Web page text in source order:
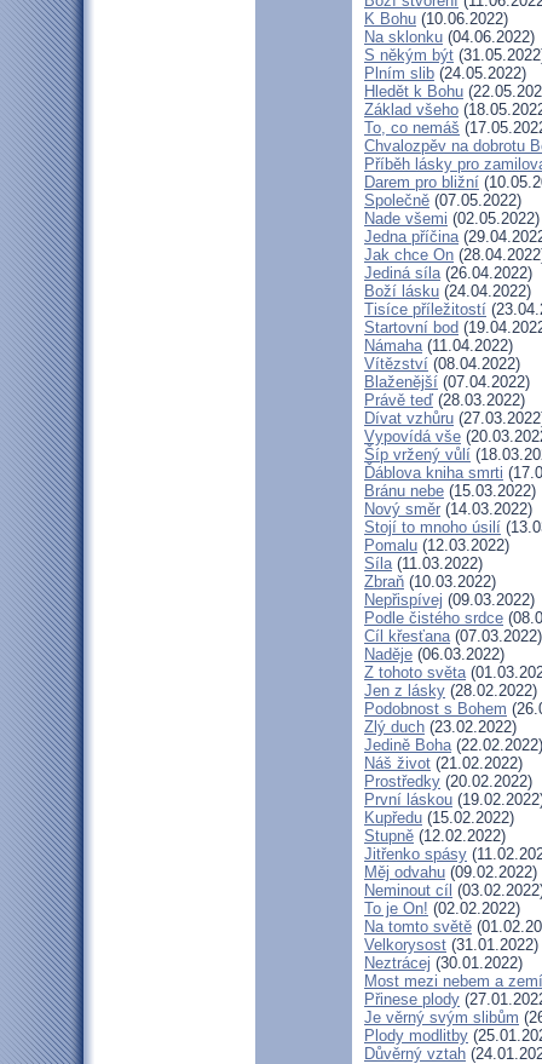
K Bohu (10.06.2022)
Na sklonku (04.06.2022)
S někým být
Plním slib (24.05.2022)
Hledět k Bohu
Základ všeho
To, co nemáš
Chvalozpěv na dobrotu
Příběh lásky pro
Darem pro bližní
Společně (07.05.2022)
Nade všemi (02.05.2022)
Jedna příčina
Jak chce On
Jediná síla(26.04.2022)
Boží lásku (24.04.2022)
Tisíce příležitostí
Startovní bod
Námaha(11.04.2022)
Vítězství (08.04.2022)
Blaženější (07.04.2022)
Právě teď (28.03.2022)
Dívat vzhůru
Vypovídá vše
Šíp vržený vůlí
Ďáblova kniha smrti
Bránu nebe (15.03.2022)
Nový směr (14.03.2022)
Stojí to mnoho úsilí
Pomalu (12.03.2022)
Síla(11.03.2022)
Zbraň (10.03.2022)
Nepřispívej (09.03.2022)
Podle čistého srdce
Cíl křesťana(07.03.2022)
Naděje (06.03.2022)
Z tohoto světa
Jen z lásky (28.02.2022)
Podobnost s Bohem
Zlý duch (23.02.2022)
Jedině Boha(22.02.2022)
Náš život (21.02.2022)
Prostředky (20.02.2022)
První láskou
Kupředu (15.02.2022)
Stupně (12.02.2022)
Jitřenko spásy
Měj odvahu (09.02.2022)
Neminout cíl
To je On! (02.02.2022)
Na tomto světě
Velkorysost (31.01.2022)
Neztrácej (30.01.2022)
Most mezi nebem a zemí
Přinese plody
Je věrný svým slibům
Plody modlitby
Důvěrný vztah